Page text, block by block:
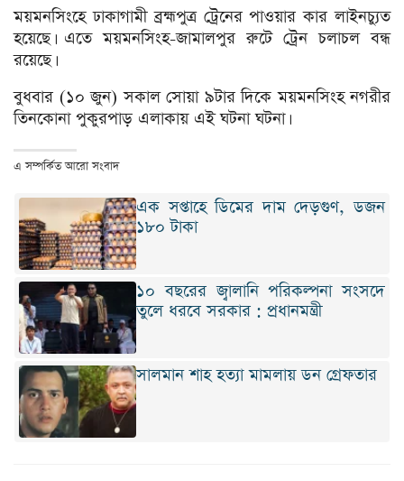
ময়মনসিংহে ঢাকাগামী ব্রহ্মপুত্র ট্রেনের পাওয়ার কার লাইনচ্যুত
হয়েছে। এতে ময়মনসিংহ-জামালপুর রুটে ট্রেন চলাচল বন্ধ
রয়েছে।
বুধবার (১০ জুন) সকাল সোয়া ৯টার দিকে ময়মনসিংহ নগরীর
তিনকোনা পুকুরপাড় এলাকায় এই ঘটনা ঘটনা।
এ সম্পর্কিত আরো সংবাদ
এক সপ্তাহে ডিমের দাম দেড়গুণ, ডজন
১৮০ টাকা
১০ বছরের জ্বালানি পরিকল্পনা সংসদে
তুলে ধরবে সরকার : প্রধানমন্ত্রী
সালমান শাহ হত্যা মামলায় ডন গ্রেফতার